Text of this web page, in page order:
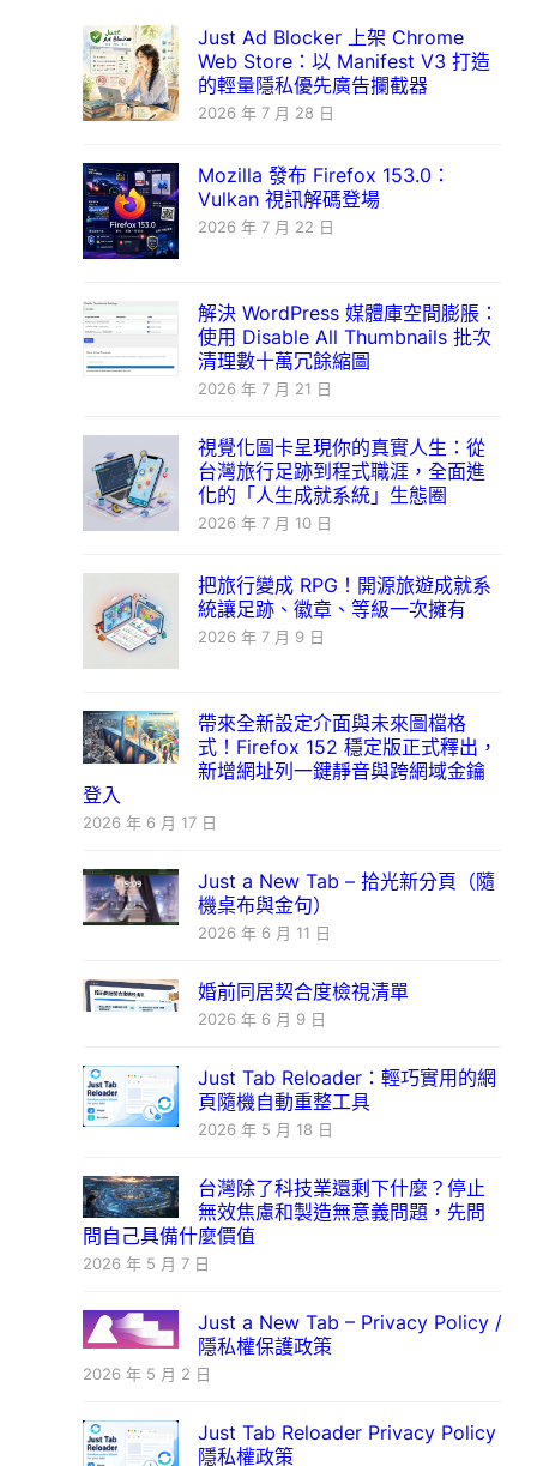
Just Ad Blocker 上架 Chrome
Web Store：以 Manifest V3 打造
的輕量隱私優先廣告攔截器
2026 年 7 月 28 日
Mozilla 發布 Firefox 153.0：
Vulkan 視訊解碼登場
2026 年 7 月 22 日
解決 WordPress 媒體庫空間膨脹：
使用 Disable All Thumbnails 批次
清理數十萬冗餘縮圖
2026 年 7 月 21 日
視覺化圖卡呈現你的真實人生：從
台灣旅行足跡到程式職涯，全面進
化的「人生成就系統」生態圈
2026 年 7 月 10 日
把旅行變成 RPG！開源旅遊成就系
統讓足跡、徽章、等級一次擁有
2026 年 7 月 9 日
帶來全新設定介面與未來圖檔格
式！Firefox 152 穩定版正式釋出，
新增網址列一鍵靜音與跨網域金鑰
登入
2026 年 6 月 17 日
Just a New Tab – 拾光新分頁（隨
機桌布與金句）
2026 年 6 月 11 日
婚前同居契合度檢視清單
2026 年 6 月 9 日
Just Tab Reloader：輕巧實用的網
頁隨機自動重整工具
2026 年 5 月 18 日
台灣除了科技業還剩下什麼？停止
無效焦慮和製造無意義問題，先問
問自己具備什麼價值
2026 年 5 月 7 日
Just a New Tab – Privacy Policy /
隱私權保護政策
2026 年 5 月 2 日
Just Tab Reloader Privacy Policy
隱私權政策